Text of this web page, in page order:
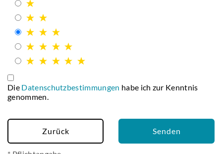
Die Datenschutzbestimmungen habe ich zur Kenntnis
genommen.
Zurück Senden